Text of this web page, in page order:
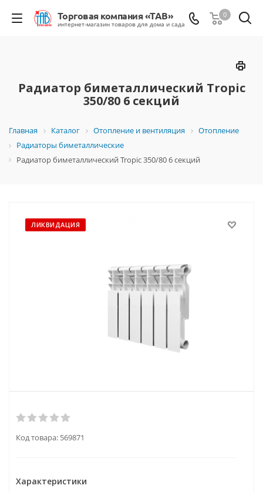
0
Радиатор биметаллический Tropic
350/80 6 секций
Главная Каталог Отопление и вентиляция
Отопление
Радиаторы биметаллические
Радиатор биметаллический Tropic 350/80 6 секций
ЛИКВИДАЦИЯ
Код товара: 569871
Характеристики